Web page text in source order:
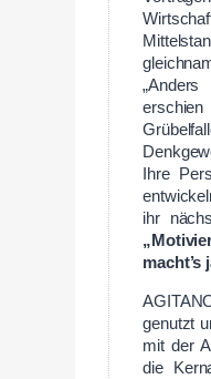
„Anders
erschien
Ihre
ihr
macht’s
genutzt
mit der
die